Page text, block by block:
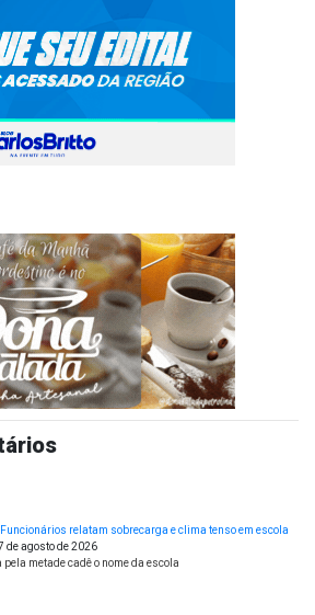
Funcionários relatam sobrecarga e clima tenso em escola
de agosto de 2026
metade cadê o nome da escola